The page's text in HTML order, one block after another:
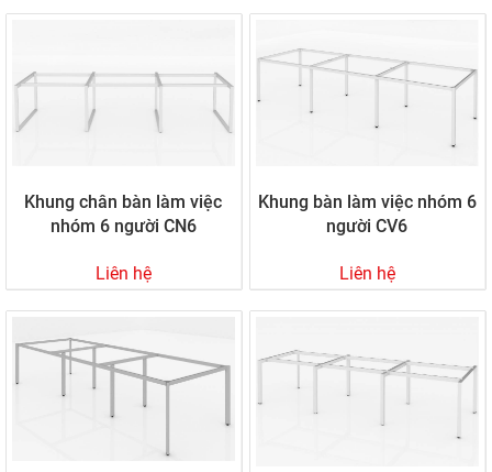
Khung chân bàn làm việc
nhóm 6 người CN6
Liên hệ
Khung bàn làm việc nhóm 6
người CV6
Liên hệ